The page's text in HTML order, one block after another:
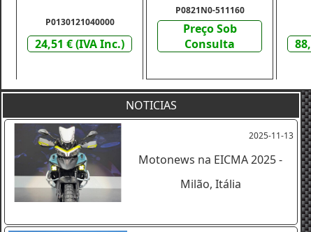
P0130121040000
24,51 € (IVA Inc.)
P0821N0-511160
Preço Sob
Consulta
NOTICIAS
2025-11-13
Motonews na EICMA 2025 -
Milão, Itália